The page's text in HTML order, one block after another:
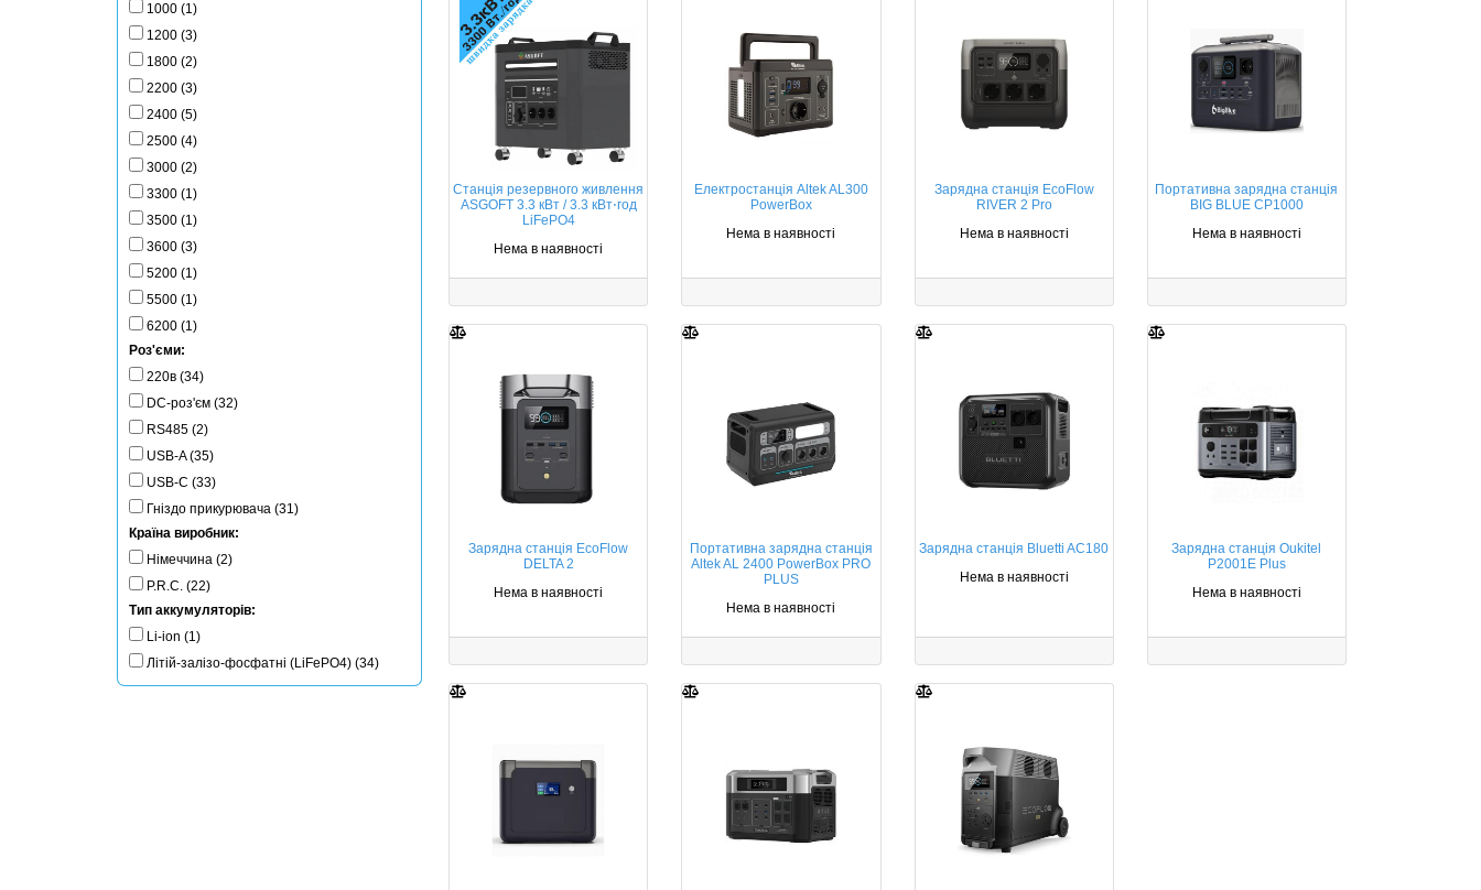
1000 (1)
1200 (3)
1800 (2)
2200 (3)
2400 (5)
2500 (4)
3000 (2)
3300 (1)
3500 (1)
3600 (3)
5200 (1)
5500 (1)
6200 (1)
Роз'єми:
220в (34)
DC-роз'єм (32)
RS485 (2)
USB-A (35)
USB-C (33)
Гніздо прикурювача (31)
Країна виробник:
Німеччина (2)
P.R.C. (22)
Тип аккумуляторів:
Li-ion (1)
Літій-залізо-фосфатні (LiFePO4) (34)
Станція резервного живлення
ASGOFT 3.3 кВт / 3.3 кВт⋅год
LiFePO4
Нема в наявності
Електростанція Altek AL300
PowerBox
Нема в наявності
Зарядна станція EcoFlow
RIVER 2 Pro
Нема в наявності
Портативна зарядна станція
BIG BLUE CP1000
Нема в наявності
Зарядна станція EcoFlow
DELTA 2
Нема в наявності
Портативна зарядна станція
Altek AL 2400 PowerBox PRO
PLUS
Нема в наявності
Зарядна станція Bluetti AC180
Нема в наявності
Зарядна станція Oukitel
P2001E Plus
Нема в наявності